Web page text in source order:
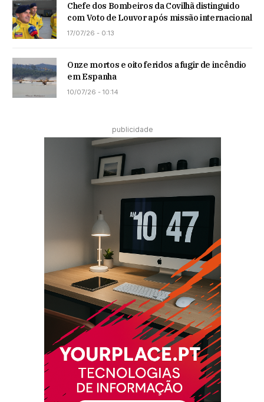
Chefe dos Bombeiros da Covilhã distinguido
com Voto de Louvor após missão internacional
17/07/26 - 0:13
Onze mortos e oito feridos a fugir de incêndio
em Espanha
10/07/26 - 10:14
publicidade